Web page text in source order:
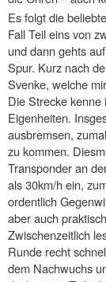
Es folgt die
Fall Teil eins von
und dann gehts
Spur. Kurz nach
Svenke, welche
Die Strecke
Eigenheiten.
ausbremsen,
zu kommen.
Transponder an
als 30km/h ein,
ordentlich
aber auch
Zwischenzeitlich
Runde recht
dem Nachwuchs